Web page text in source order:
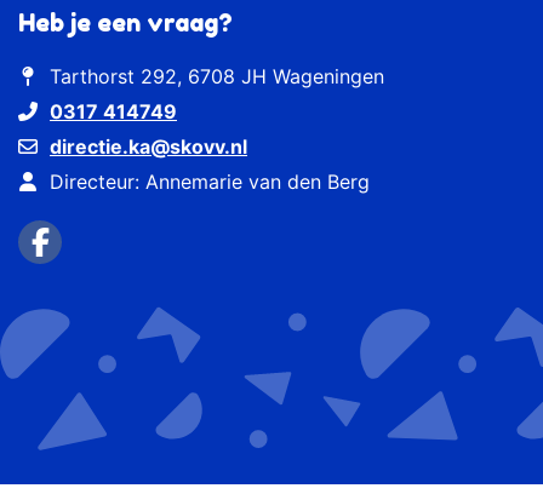
Heb je een vraag?
Tarthorst 292, 6708 JH Wageningen
0317 414749
directie.ka@skovv.nl
Directeur: Annemarie van den Berg